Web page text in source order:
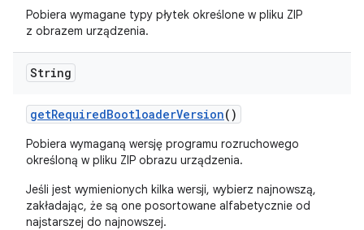
Pobiera wymagane typy płytek określone w pliku ZIP
z obrazem urządzenia.
String
getRequiredBootloaderVersion()
Pobiera wymaganą wersję programu rozruchowego
określoną w pliku ZIP obrazu urządzenia.
Jeśli jest wymienionych kilka wersji, wybierz najnowszą,
zakładając, że są one posortowane alfabetycznie od
najstarszej do najnowszej.